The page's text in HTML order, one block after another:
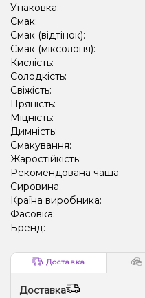
Упаковка:
Смак:
Смак (відтінок):
Смак (міксологія):
Кислість:
Солодкість:
Свіжість:
Пряність:
Міцність:
Димність:
Смакування:
Жаростійкість:
Рекомендована чаша:
Сировина:
Країна виробника:
Фасовка:
Бренд:
Доставка
Доставка